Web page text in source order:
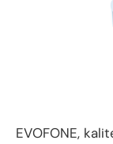
EVOFONE,